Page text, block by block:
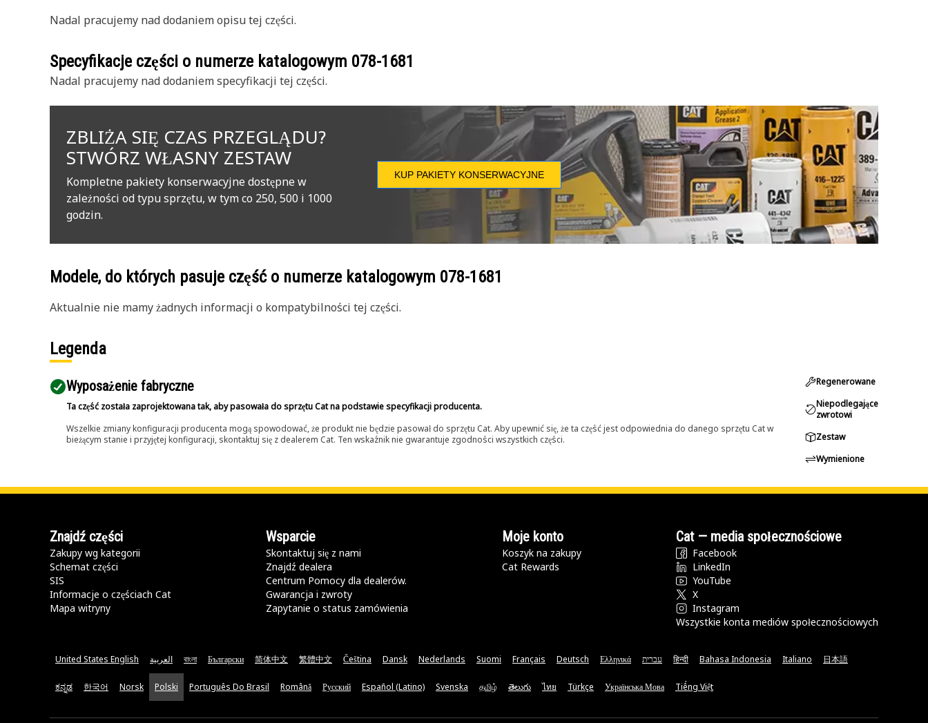
Nadal pracujemy nad dodaniem opisu tej części.
Specyfikacje części o numerze katalogowym 078-1681
Nadal pracujemy nad dodaniem specyfikacji tej części.
ZBLIŻA SIĘ CZAS PRZEGLĄDU?
STWÓRZ WŁASNY ZESTAW
Kompletne pakiety konserwacyjne dostępne w
zależności od typu sprzętu, w tym co 250, 500 i 1000
godzin.
KUP PAKIETY KONSERWACYJNE
Modele, do których pasuje część o numerze katalogowym 078-1681
Aktualnie nie mamy żadnych informacji o kompatybilności tej części.
Legenda
Wyposażenie fabryczne
Ta część została zaprojektowana tak, aby pasowała do sprzętu Cat na podstawie specyfikacji producenta.
Wszelkie zmiany konfiguracji producenta mogą spowodować, że produkt nie będzie pasował do sprzętu Cat. Aby upewnić się, że ta część jest odpowiednia do danego sprzętu Cat w
bieżącym stanie i przyjętej konfiguracji, skontaktuj się z dealerem Cat. Ten wskaźnik nie gwarantuje zgodności wszystkich części.
Regenerowane
Niepodlegające
zwrotowi
Zestaw
Wymienione
Znajdź części
Zakupy wg kategorii
Schemat części
SIS
Informacje o częściach Cat
Mapa witryny
Wsparcie
Skontaktuj się z nami
Znajdź dealera
Centrum Pomocy dla dealerów.
Gwarancja i zwroty
Zapytanie o status zamówienia
Moje konto
Koszyk na zakupy
Cat Rewards
Cat — media społecznościowe
Facebook
LinkedIn
YouTube
X
Instagram
Wszystkie konta mediów społecznościowych
United States English العربية বাংলা Български 简体中文 繁體中文 Čeština Dansk Nederlands Suomi Français Deutsch Ελληνικά עברית हिन्दी Bahasa Indonesia Italiano 日本語
ಕನ್ನಡ 한국어 Norsk Polski Português Do Brasil Română Русский Español (Latino) Svenska தமிழ் తెలుగు ไทย Türkçe Українська Мова Tiếng Việt